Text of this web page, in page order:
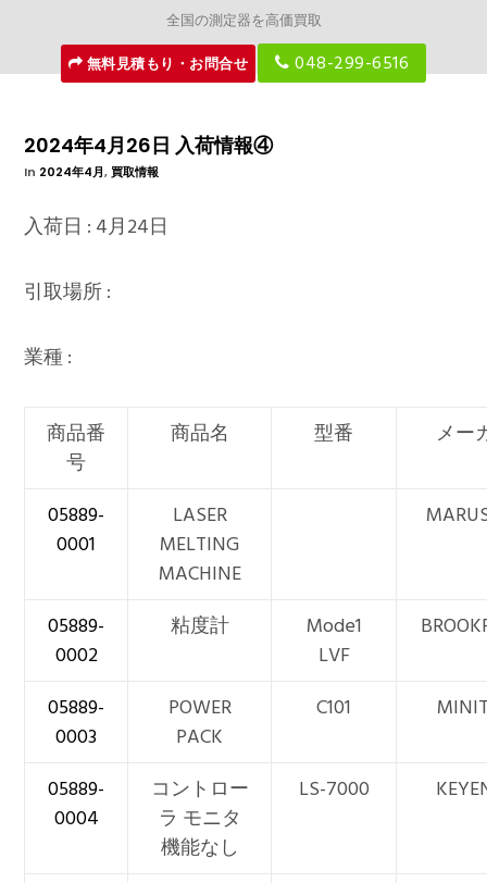
全国の測定器を高価買取
無料見積もり・お問合せ
048-299-6516
2024年4月26日 入荷情報④
In 2024年4月,買取情報
入荷日 : 4月24日
引取場所 :
業種 :
商品番
号
商品名 型番 メー
05889-
0001
LASER
MELTING
MACHINE
05889-
0002
粘度計
Mode1
LVF
05889-
0003
POWER
PACK
C101
05889-
0004
コントロー
ラ モニタ
機能なし
LS-7000